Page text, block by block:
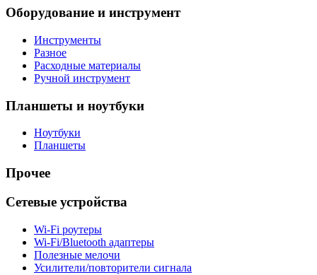
Оборудование и инструмент
Инструменты
Разное
Расходные материалы
Ручной инструмент
Планшеты и ноутбуки
Ноутбуки
Планшеты
Прочее
Сетевые устройства
Wi-Fi роутеры
Wi-Fi/Bluetooth адаптеры
Полезные мелочи
Усилители/повторители сигнала